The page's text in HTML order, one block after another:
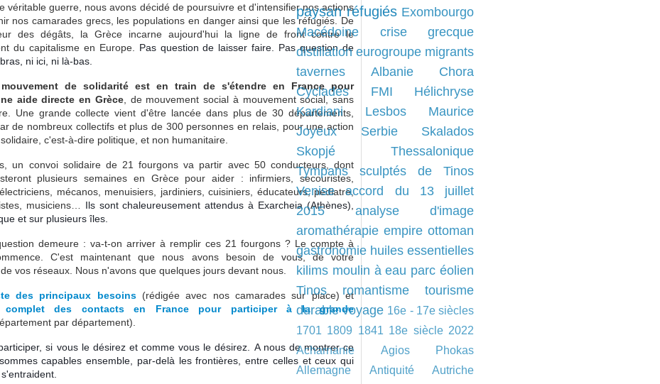
véritable guerre, nous avons décidé de poursuivre et d'intensifier nos actions
nos camarades grecs, les populations en danger ainsi que les réfugiés. De
des dégâts, la Grèce incarne aujourd'hui la ligne de front contre le
du capitalisme en Europe. Pas question de laisser faire. Pas question de
ni ici, ni là-bas.
de solidarité est en train de s'étendre en France pour
aide directe en Grèce, de mouvement social à mouvement social, sans
Une grande collecte vient d'être lancée dans plus de 30 départements,
de nombreux collectifs et plus de 300 personnes en relais, pour une action
c'est-à-dire politique, et non humanitaire.
un convoi solidaire de 21 fourgons va partir avec 50 conducteurs, dont
plusieurs semaines en Grèce pour aider : infirmiers, secouristes,
mécanos, menuisiers, jardiniers, cuisiniers, éducateurs, pédiatre,
musiciens… Ils sont chaleureusement attendus à Exarcheia (Athènes),
et sur plusieurs îles.
demeure : va-t-on arriver à remplir ces 21 fourgons ? Le compte à
C'est maintenant que nous avons besoin de vous, de votre
vos réseaux. Nous n'avons que quelques jours devant nous.
des principaux besoins(rédigée avec nos camarades sur place) et
complet des contacts en France pour participer à la grande
par département).
si vous le désirez et comme vous le désirez. A nous de montrer ce
capables ensemble, par-delà les frontières, entre celles et ceux qui
paysan réfugiés Exombourgo
Macédoine
crise grecque
distillation eurogroupe migrants
tavernes
Albanie
Chora
Cyclades
FMI
Hélichryse
Kardiani
Lesbos
Maurice
Joyeux
Serbie
Skalados
Skopjé
Thessalonique
Tympans sculptés de Tinos
Venise
accord du 13 juillet
2015
analyse d'image
aromathérapie empire ottoman
gastronomie huiles essentielles
kilims moulin à eau parc éolien
Tinos
romantisme
tourisme
durable voyage 16e - 17e siècles
1701 1809 1841 18e siècle 2022
Acharnanie
Agios Phokas
Allemagne
Antiquité
Autriche